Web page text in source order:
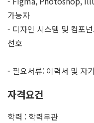
가능자
- 디자인 시스템 및 컴포
선호
- 필요서류: 이력서 및 자
자격요건
학력 : 학력무관